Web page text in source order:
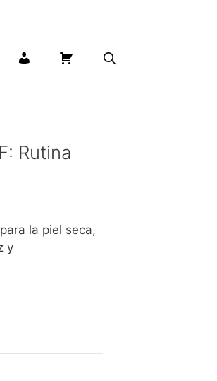
Carrito
Rutina
la piel seca,
y